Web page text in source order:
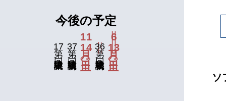
今後の予定
6
13
36
回 初級資格試験
11
14
37
回 初級資格試験
17
回 中級資格試験
ソ